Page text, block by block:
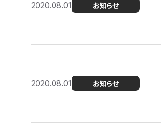
2020.08.01 お知らせ
2020.08.01 お知らせ